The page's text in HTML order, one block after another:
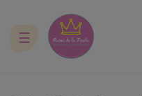
Navegación
☰